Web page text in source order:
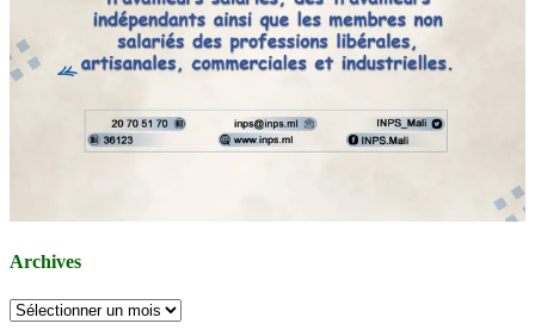
Archives
Archives